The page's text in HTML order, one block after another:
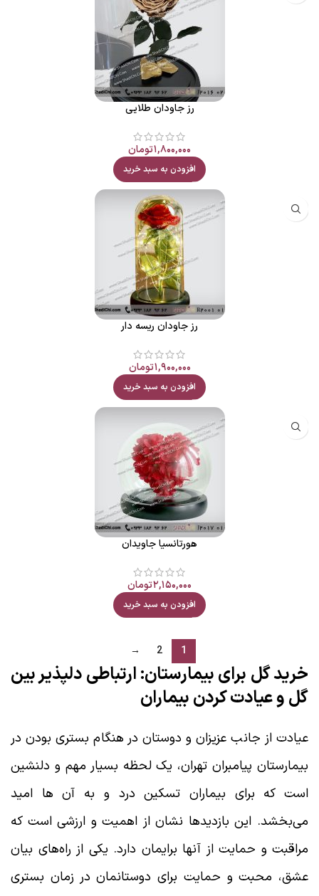
رز جاودان طلایی
۱,۸۰۰,۰۰۰تومان
افزودن به سبد خرید
رز جاودان ریسه دار
۱,۹۰۰,۰۰۰تومان
افزودن به سبد خرید
هورتانسیا جاویدان
۲,۱۵۰,۰۰۰تومان
افزودن به سبد خرید
1
2
→
خرید گل برای بیمارستان: ارتباطی دلپذیر بین
گل و عیادت کردن بیماران
عیادت از جانب عزیزان و دوستان در هنگام بستری بودن در
بیمارستان پیامبران تهران، یک لحظه بسیار مهم و دلنشین
است که برای بیماران تسکین درد و به آن ها امید
می‌بخشد. این بازدیدها نشان از اهمیت و ارزشی است که
مراقبت و حمایت از آنها برایمان دارد. یکی از راه‌های بیان
عشق، محبت و حمایت برای دوستانمان در زمان بستری